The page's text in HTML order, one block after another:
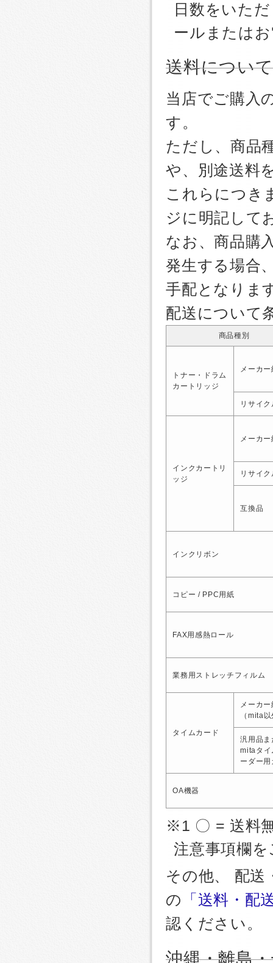
日数をいた
ールまたは
送料について
当店でご購入
す。
ただし、商品
や、別途送料
これらにつき
ジに明記して
なお、商品購
発生する場合
手配となりま
配送について
商品種別
トナー・ドラム
カートリッジ
メーカ
リサイ
インクカートリ
ッジ
メーカ
リサイ
互換品
インクリボン
コピー / PPC用紙
FAX用感熱ロール
業務用ストレッチフィルム
タイムカード
メーカ
（mita
汎用品ま
mitaタイ
ーダー
OA機器
※1 〇 = 送料
注意事項欄
その他、 配送
の
「送料・配
認ください。
沖縄・離島